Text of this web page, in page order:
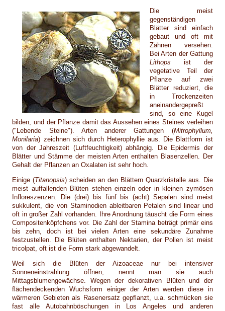
Die meist
gegenständigen
Blätter sind einfach
gebaut und oft mit
Zähnen versehen.
Bei Arten der Gattung
Lithops ist der
vegetative Teil der
Pflanze auf zwei
Blätter reduziert, die
in Trockenzeiten
aneinandergepreßt
sind, so eine Kugel
bilden, und der Pflanze damit das Aussehen eines Steines verleihen
("Lebende Steine"). Arten anderer Gattungen (Mitrophyllum,
Monilaria) zeichnen sich durch Heterophyllie aus. Die Blattform ist
von der Jahreszeit (Luftfeuchtigkeit) abhängig. Die Epidermis der
Blätter und Stämme der meisten Arten enthalten Blasenzellen. Der
Gehalt der Pflanzen an Oxalaten ist sehr hoch.
Einige (Titanopsis) scheiden an den Blättern Quarzkristalle aus. Die
meist auffallenden Blüten stehen einzeln oder in kleinen zymösen
Infloreszenzen. Die (drei) bis fünf bis (acht) Sepalen sind meist
sukkulent, die von Staminodien ableitbaren Petalen sind linear und
oft in großer Zahl vorhanden. Ihre Anordnung täuscht die Form eines
Compositenköpfchens vor. Die Zahl der Stamina beträgt primär eins
bis zehn, doch ist bei vielen Arten eine sekundäre Zunahme
festzustellen. Die Blüten enthalten Nektarien, der Pollen ist meist
tricolpat, oft ist die Form stark abgewandelt.
Weil sich die Blüten der Aizoaceae nur bei intensiver
Sonneneinstrahlung öffnen, nennt man sie auch
Mittagsblumengewächse. Wegen der dekorativen Blüten und der
flächendeckenden Wuchsform einiger der Arten werden diese in
wärmeren Gebieten als Rasenersatz gepflanzt, u.a. schmücken sie
fast alle Autobahnböschungen in Los Angeles und anderen